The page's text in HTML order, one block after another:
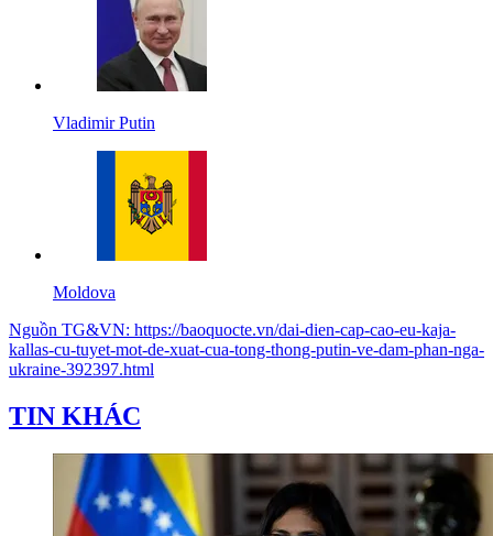
Vladimir Putin
Moldova
Nguồn TG&VN: https://baoquocte.vn/dai-dien-cap-cao-eu-kaja-
kallas-cu-tuyet-mot-de-xuat-cua-tong-thong-putin-ve-dam-phan-nga-
ukraine-392397.html
TIN KHÁC